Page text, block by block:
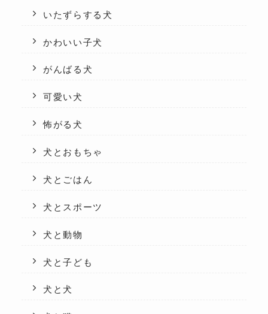
いたずらする犬
かわいい子犬
がんばる犬
可愛い犬
怖がる犬
犬とおもちゃ
犬とごはん
犬とスポーツ
犬と動物
犬と子ども
犬と犬